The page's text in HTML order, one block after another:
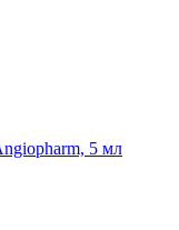
5 мл